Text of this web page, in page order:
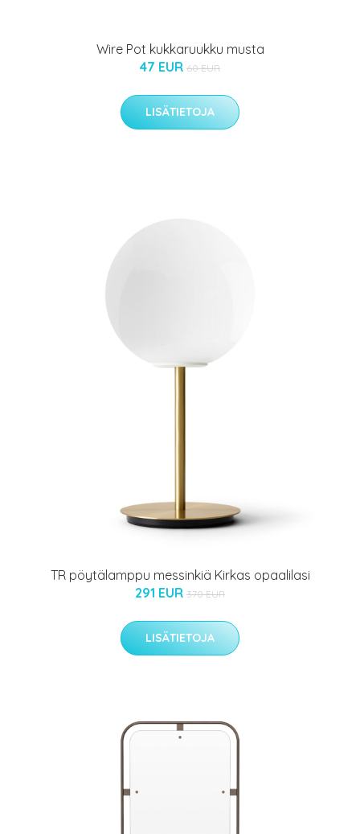
Wire Pot kukkaruukku musta
47 EUR 60 EUR
LISÄTIETOJA
TR pöytälamppu messinkiä Kirkas opaalilasi
291 EUR 370 EUR
LISÄTIETOJA